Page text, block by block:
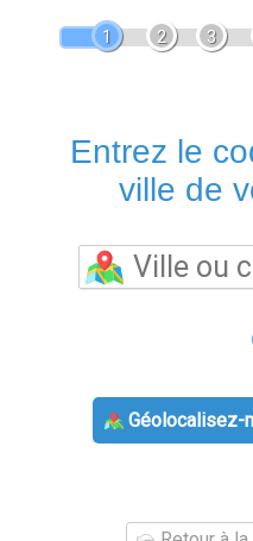
1 2 3
Entrez le
ville de
Géolocalisez-